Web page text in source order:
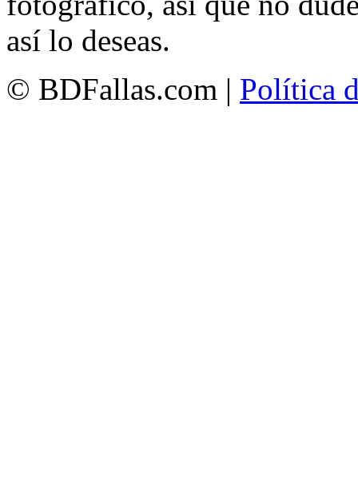
así lo deseas.
© BDFallas.com | Política